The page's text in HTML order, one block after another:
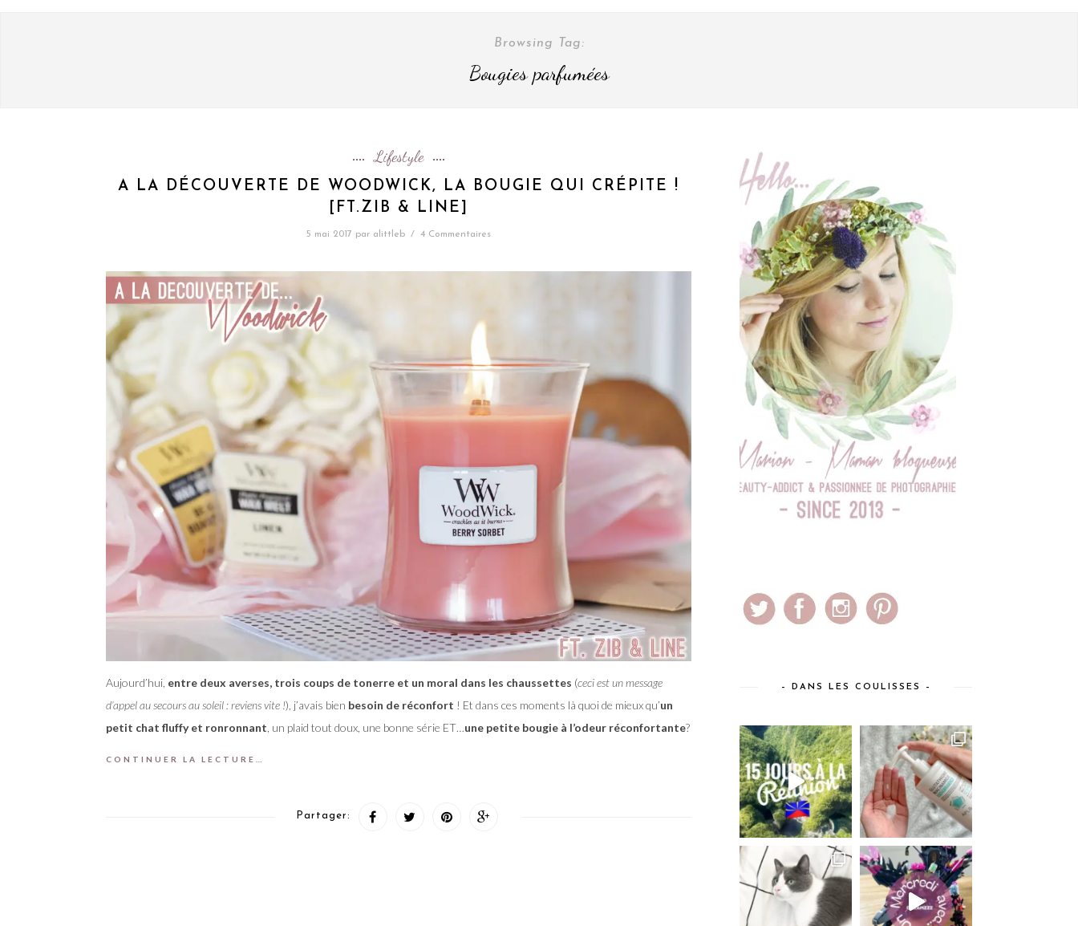
Browsing Tag:
Bougies parfumées
Lifestyle
A LA DÉCOUVERTE DE WOODWICK, LA BOUGIE QUI CRÉPITE !
[FT.ZIB & LINE]
5 mai 2017 par alittleb / 4 Commentaires
Aujourd’hui, entre deux averses, trois coups de tonerre et un moral dans les chaussettes (ceci est un message
d’appel au secours au soleil : reviens vite !), j’avais bien besoin de réconfort ! Et dans ces moments là quoi de mieux qu’un
petit chat fluffy et ronronnant , un plaid tout doux, une bonne série ET…une petite bougie à l’odeur réconfortante?
CONTINUER LA LECTURE…
Partager:
– DANS LES COULISSES –